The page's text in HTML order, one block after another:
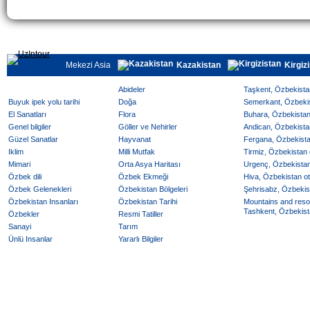
Mekezi Asia Kazakistan
Abideler
Buyuk ipek yolu tarihi
Doğa
El Sanatları
Flora
Genel bilgiler
Göller ve Nehirler
Güzel Sanatlar
Hayvanat
Iklim
Milli Mutfak
Mimari
Orta Asya Haritası
Özbek dili
Özbek Ekmeği
Özbek Gelenekleri
Özbekistan Bölgeleri
Özbekistan Insanları
Özbekistan Tarihi
Özbekler
Resmi Tatiller
Sanayi
Tarım
Ünlü Insanlar
Yararlı Bilgiler
Taşkent,
Semerkant,
Buhara,
Andican,
Fergana,
Tirmiz, Özbekistan
Urgenç,
Hiva, Özbekistan
Şehrisabz,
Mountains and
Tashkent,